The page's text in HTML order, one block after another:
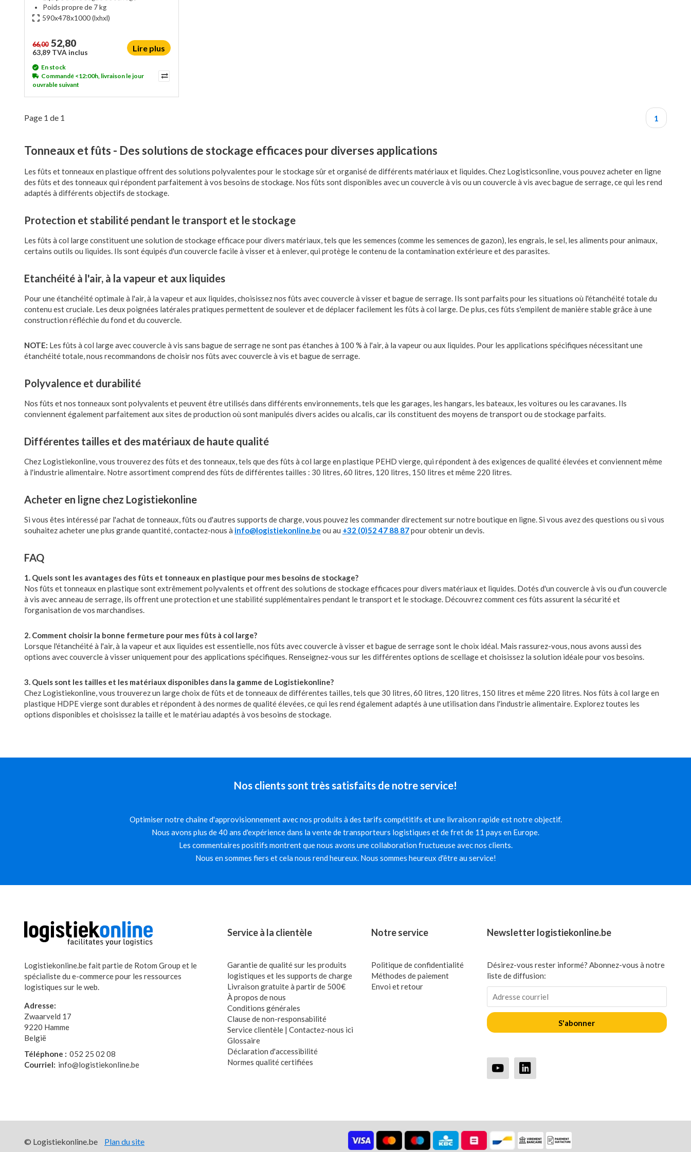
Poids propre de 7 kg
590x478x1000(lxhxl)
66,00 52,80
63,89 TVA inclus Lire plus
En stock
Commandé <12:00h, livraison le jour
ouvrable suivant
Page 1 de 1 1
Tonneaux et fûts - Des solutions de stockage efficaces pour diverses applications
Les fûts et tonneaux en plastique offrent des solutions polyvalentes pour le stockage sûr et organisé de différents matériaux et liquides. Chez Logisticsonline, vous pouvez acheter en ligne
des fûts et des tonneaux qui répondent parfaitement à vos besoins de stockage. Nos fûts sont disponibles avec un couvercle à vis ou un couvercle à vis avec bague de serrage, ce qui les rend
adaptés à différents objectifs de stockage.
Protection et stabilité pendant le transport et le stockage
Les fûts à col large constituent une solution de stockage efficace pour divers matériaux, tels que les semences (comme les semences de gazon), les engrais, le sel, les aliments pour animaux,
certains outils ou liquides. Ils sont équipés d'un couvercle facile à visser et à enlever, qui protège le contenu de la contamination extérieure et des parasites.
Etanchéité à l'air, à la vapeur et aux liquides
Pour une étanchéité optimale à l'air, à la vapeur et aux liquides, choisissez nos fûts avec couvercle à visser et bague de serrage. Ils sont parfaits pour les situations où l'étanchéité totale du
contenu est cruciale. Les deux poignées latérales pratiques permettent de soulever et de déplacer facilement les fûts à col large. De plus, ces fûts s'empilent de manière stable grâce à une
construction réfléchie du fond et du couvercle.
NOTE: Les fûts à col large avec couvercle à vis sans bague de serrage ne sont pas étanches à 100 % à l'air, à la vapeur ou aux liquides. Pour les applications spécifiques nécessitant une
étanchéité totale, nous recommandons de choisir nos fûts avec couvercle à vis et bague de serrage.
Polyvalence et durabilité
Nos fûts et nos tonneaux sont polyvalents et peuvent être utilisés dans différents environnements, tels que les garages, les hangars, les bateaux, les voitures ou les caravanes. Ils
conviennent également parfaitement aux sites de production où sont manipulés divers acides ou alcalis, car ils constituent des moyens de transport ou de stockage parfaits.
Différentes tailles et des matériaux de haute qualité
Chez Logistiekonline, vous trouverez des fûts et des tonneaux, tels que des fûts à col large en plastique PEHD vierge, qui répondent à des exigences de qualité élevées et conviennent même
à l'industrie alimentaire. Notre assortiment comprend des fûts de différentes tailles : 30 litres, 60 litres, 120 litres, 150 litres et même 220 litres.
Acheter en ligne chez Logistiekonline
Si vous êtes intéressé par l'achat de tonneaux, fûts ou d'autres supports de charge, vous pouvez les commander directement sur notre boutique en ligne. Si vous avez des questions ou si vous
souhaitez acheter une plus grande quantité, contactez-nous à info@logistiekonline.be ou au +32 (0)52 47 88 87pour obtenir un devis.
FAQ
1. Quels sont les avantages des fûts et tonneaux en plastique pour mes besoins de stockage?
Nos fûts et tonneaux en plastique sont extrêmement polyvalents et offrent des solutions de stockage efficaces pour divers matériaux et liquides. Dotés d'un couvercle à vis ou d'un couvercle
à vis avec anneau de serrage, ils offrent une protection et une stabilité supplémentaires pendant le transport et le stockage. Découvrez comment ces fûts assurent la sécurité et
l'organisation de vos marchandises.
2. Comment choisir la bonne fermeture pour mes fûts à col large?
Lorsque l'étanchéité à l'air, à la vapeur et aux liquides est essentielle, nos fûts avec couvercle à visser et bague de serrage sont le choix idéal. Mais rassurez-vous, nous avons aussi des
options avec couvercle à visser uniquement pour des applications spécifiques. Renseignez-vous sur les différentes options de scellage et choisissez la solution idéale pour vos besoins.
3. Quels sont les tailles et les matériaux disponibles dans la gamme de Logistiekonline?
Chez Logistiekonline, vous trouverez un large choix de fûts et de tonneaux de différentes tailles, tels que 30 litres, 60 litres, 120 litres, 150 litres et même 220 litres. Nos fûts à col large en
plastique HDPE vierge sont durables et répondent à des normes de qualité élevées, ce qui les rend également adaptés à une utilisation dans l'industrie alimentaire. Explorez toutes les
options disponibles et choisissez la taille et le matériau adaptés à vos besoins de stockage.
Nos clients sont très satisfaits de notre service!
Optimiser notre chaîne d'approvisionnement avec nos produits à des tarifs compétitifs et une livraison rapide est notre objectif.
Nous avons plus de 40 ans d'expérience dans la vente de transporteurs logistiques et de fret de 11 pays en Europe.
Les commentaires positifs montrent que nous avons une collaboration fructueuse avec nos clients.
Nous en sommes fiers et cela nous rend heureux. Nous sommes heureux d'être au service!
Logistiekonline.be fait partie de Rotom Group et le
spécialiste du e-commerce pour les ressources
logistiques sur le web.
Adresse:
Zwaarveld 17
9220 Hamme
België
Téléphone : 052 25 02 08
Courriel: info@logistiekonline.be
Service à la clientèle
Garantie de qualité sur les produits
logistiques et les supports de charge
Livraison gratuite à partir de 500€
À propos de nous
Conditions générales
Clause de non-responsabilité
Service clientèle | Contactez-nous ici
Glossaire
Déclaration d'accessibilité
Normes qualité certifiées
Notre service
Politique de confidentialité
Méthodes de paiement
Envoi et retour
Newsletter logistiekonline.be
Désirez-vous rester informé? Abonnez-vous à notre
liste de diffusion:
S'abonner
© Logistiekonline.be Plan du site